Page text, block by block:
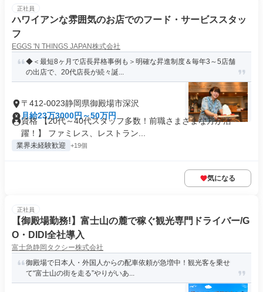
正社員
ハワイアンな雰囲気のお店でのフード・サービススタッ
フ
EGGS 'N THINGS JAPAN株式会社
◆＜最短8ヶ月で店長昇格事例も＞明確な昇進制度＆毎年3～5店舗
の出店で、20代店長が続々誕...
〒412-0023静岡県御殿場市深沢
月給23万3000円～50万円
資格 【20代～40代スタッフ多数！前職さまざまな方が活
躍！】 ファミレス、レストラン...
業界未経験歓迎 +19個
気になる
正社員
【御殿場勤務!】富士山の麓で稼ぐ観光専門ドライバー/G
O・DIDI全社導入
富士急静岡タクシー株式会社
御殿場で日本人・外国人からの配車依頼が急増中！観光客を乗せ
て“富士山の街を走る”やりがいあ...